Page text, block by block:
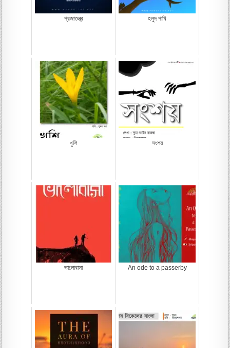
প্রজাতন্ত্র হলুদ পাখি
খুশি সংশয়
ভালোবাসা An ode to a passerby